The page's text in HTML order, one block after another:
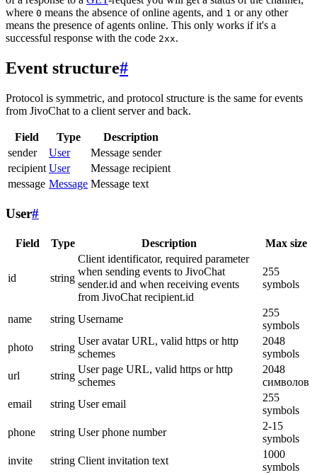
where 0 means the absence of online agents, and 1 or any other
means the presence of agents online. This only works if it's a
successful response with the code 2xx.
Event structure#
Protocol is symmetric, and protocol structure is the same for events
from JivoChat to a client server and back.
Field Type
Description
sender
User
Message sender
recipient User
Message recipient
message Message Message text
User#
Field Type Description Max size
id string
Client identificator, required parameter
when sending events to JivoChat
sender.id and when receiving events
from JivoChat recipient.id
255
symbols
name string Username
255
symbols
photo
string
User avatar URL, valid https or http
schemes
2048
symbols
url
string
User page URL, valid https or http
schemes
2048
символов
email
string User email
255
symbols
phone
string User phone number
2-15
symbols
invite
string Client invitation text
1000
symbols